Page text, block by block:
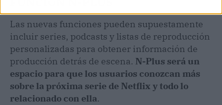
Las nuevas funciones pueden supuestamente
incluir series, podcasts y listas de reproducción
personalizadas para obtener información de
producción detrás de escena. N-Plus será un
espacio para que los usuarios conozcan más
sobre la próxima serie de Netflix y todo lo
relacionado con ella.